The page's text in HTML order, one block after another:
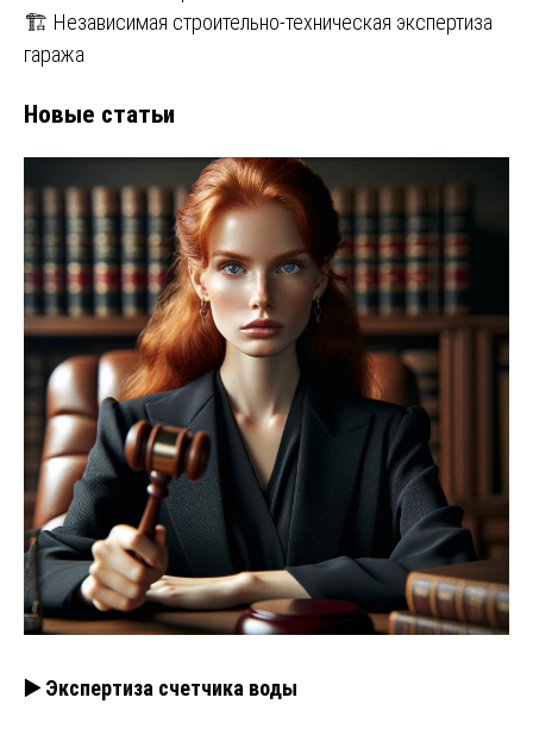
🏗️ Независимая строительно-техническая экспертиза
гаража
Новые статьи
▶️ Экспертиза счетчика воды